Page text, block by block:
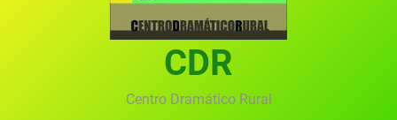
Textos seleccionados en el VI Certamen
Francisco Nieva de piezas breves teatrales
convocado por el Centro Dramático Rural de Mira
Gala anual virtual del Centro Dramático Rural de
CDR
Centro Dramático Rural